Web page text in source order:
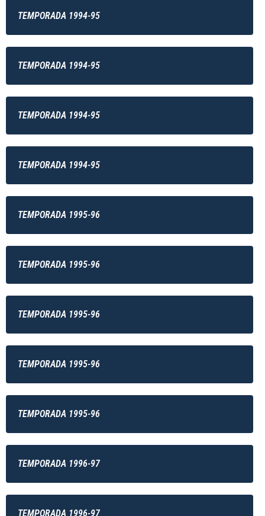
TEMPORADA 1994-95
TEMPORADA 1994-95
TEMPORADA 1994-95
TEMPORADA 1994-95
TEMPORADA 1995-96
TEMPORADA 1995-96
TEMPORADA 1995-96
TEMPORADA 1995-96
TEMPORADA 1995-96
TEMPORADA 1996-97
TEMPORADA 1996-97